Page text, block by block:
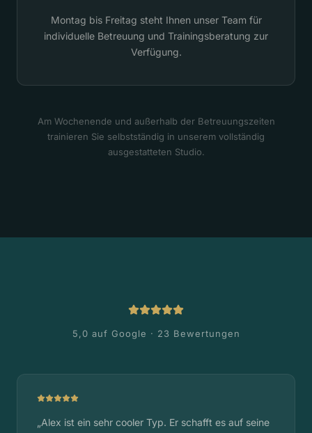
Montag bis Freitag steht Ihnen unser Team für
individuelle Betreuung und Trainingsberatung zur
Verfügung.
Am Wochenende und außerhalb der Betreuungszeiten
trainieren Sie selbstständig in unserem vollständig
ausgestatteten Studio.
5,0 auf Google · 23 Bewertungen
„Alex ist ein sehr cooler Typ. Er schafft es auf seine